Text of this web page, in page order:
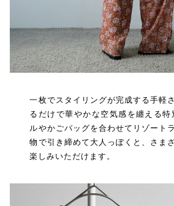
一枚でスタイリングが完成する手軽
るだけで華やかな空気感を纏える
ルやかごバッグを合わせてリゾート
物で引き締めて大人っぽくと、さま
楽しみいただけます。